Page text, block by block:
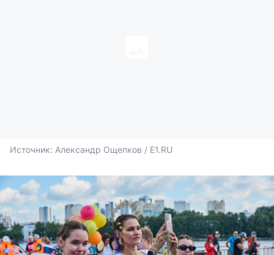
Источник: Александр Ощепков / E1.RU